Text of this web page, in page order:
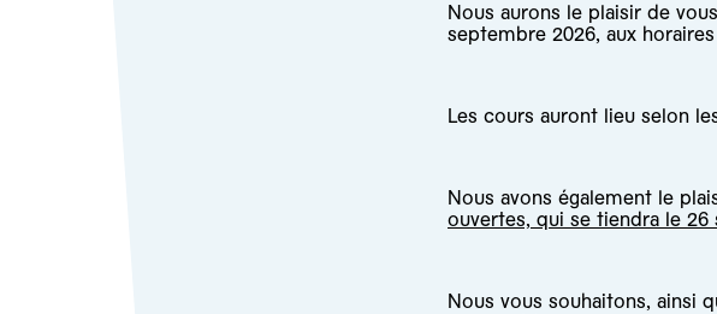
Nous aurons le plaisir de
septembre 2026, aux
Les cours auront lieu selon
Nous avons également le
ouvertes, qui se tiendra le 26
Nous vous souhaitons, ainsi